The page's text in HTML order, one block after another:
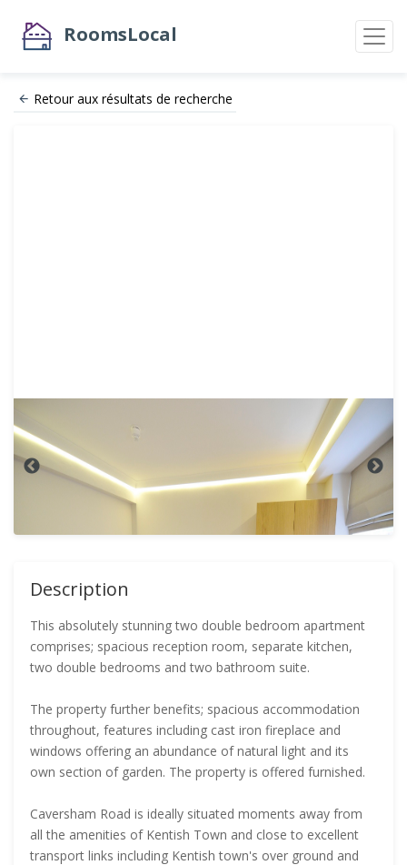
RoomsLocal
Retour aux résultats de recherche
Description
This absolutely stunning two double bedroom apartment
comprises; spacious reception room, separate kitchen,
two double bedrooms and two bathroom suite.
The property further benefits; spacious accommodation
throughout, features including cast iron fireplace and
windows offering an abundance of natural light and its
own section of garden. The property is offered furnished.
Caversham Road is ideally situated moments away from
all the amenities of Kentish Town and close to excellent
transport links including Kentish town's over ground and